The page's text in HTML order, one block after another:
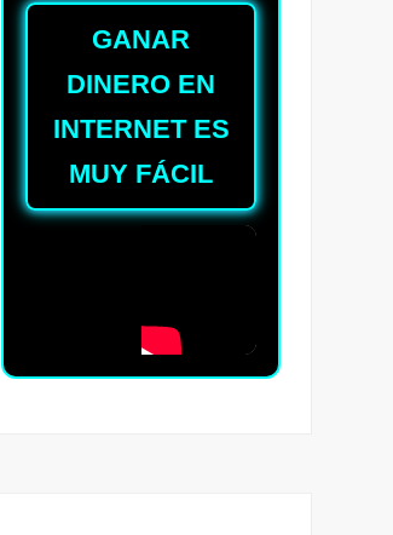
GANAR
DINERO EN
INTERNET ES
MUY FÁCIL